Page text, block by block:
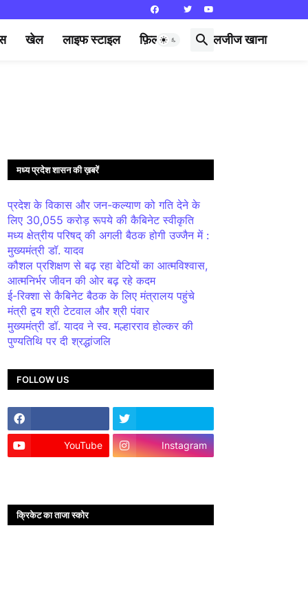
खेल लाइफ स्टाइल फ़िल्मी दुनिया लजीज खाना
मध्य प्रदेश शासन की ख़बरें
प्रदेश के विकास और जन-कल्याण को गति देने के
लिए 30,055 करोड़ रूपये की कैबिनेट स्वीकृति
मध्य क्षेत्रीय परिषद् की अगली बैठक होगी उज्जैन में :
मुख्यमंत्री डॉ. यादव
कौशल प्रशिक्षण से बढ़ रहा बेटियों का आत्मविश्वास,
आत्मनिर्भर जीवन की ओर बढ़ रहे कदम
ई-रिक्शा से कैबिनेट बैठक के लिए मंत्रालय पहुंचे
मंत्री द्वय श्री टेटवाल और श्री पंवार
मुख्यमंत्री डॉ. यादव ने स्व. मल्हारराव होल्कर की
पुण्यतिथि पर दी श्रद्धांजलि
FOLLOW US
YouTube Instagram
क्रिकेट का ताजा स्कोर